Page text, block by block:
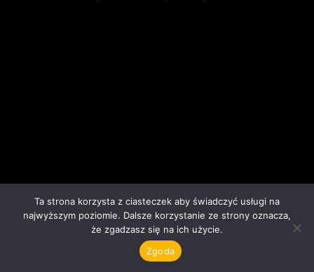
Ta strona korzysta z ciasteczek aby świadczyć usługi na
najwyższym poziomie. Dalsze korzystanie ze strony oznacza,
że zgadzasz się na ich użycie.
Zgoda